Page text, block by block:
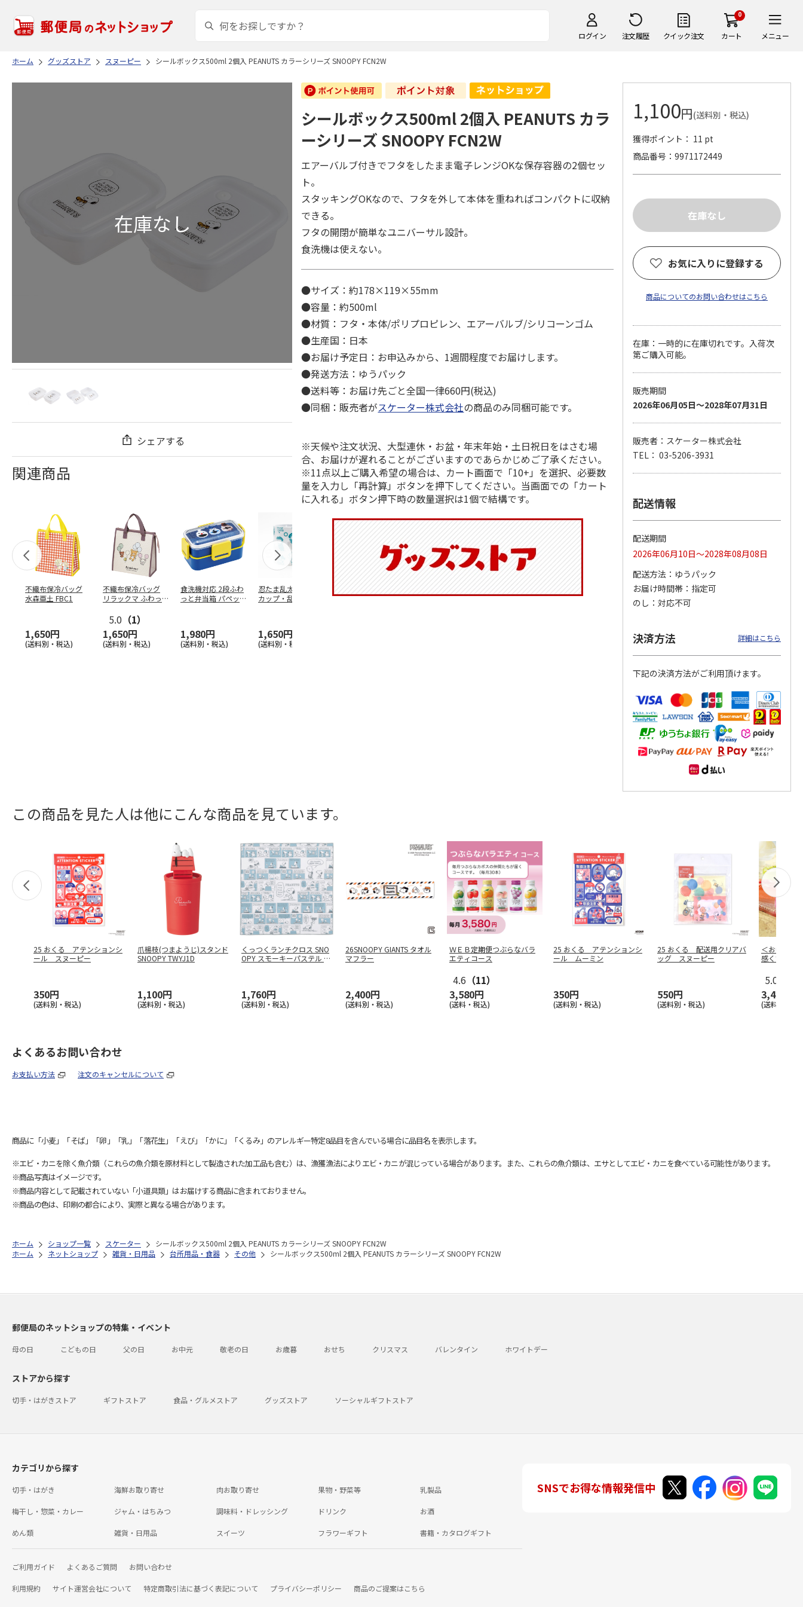
ログイン 注文履歴 クイック注文
0
カート メニュー
ホーム グッズストア スヌーピー シールボックス500ml 2個入 PEANUTS カラーシリーズ SNOOPY FCN2W
シェアする
関連商品
不織布保冷バッグ
水森亜土 FBC1
1,650円
(送料別・税込)
不織布保冷バッグ
リラックマ ふわっ
5.0 （1）
1,650円
(送料別・税込)
食洗機対応 2段ふわ
っと弁当箱 パペッ
1,980円
(送料別・税込)
忍たま乱太郎 マグ
カップ・乱太郎・き
1,650円
(送料別・税込)
抗菌食洗機対応 ふ
わっと弁当箱 530ml
陶器ダイカットマグ
カップ ポムポムプ
マスコット入りドリ
ンクボトル ハロー
ふわっとフタタイト
ランチボックス角型
コーデュロイ生地ラ
ンチバッグ ハロー
キティ KCOB2
2,200円
(送料別・税込)
4,510円
(送料別・税込)
シールボックス500ml 2個入 PEANUTS カラ
ーシリーズ SNOOPY FCN2W
エアーバルブ付きでフタをしたまま電子レンジOKな保存容器の2個セッ
ト。
スタッキングOKなので、フタを外して本体を重ねればコンパクトに収納
できる。
フタの開閉が簡単なユニバーサル設計。
食洗機は使えない。
●サイズ：約178×119×55mm
●容量：約500ml
●材質：フタ・本体/ポリプロピレン、エアーバルブ/シリコーンゴム
●生産国：日本
●お届け予定日：お申込みから、1週間程度でお届けします。
●発送方法：ゆうパック
●送料等：お届け先ごと全国一律660円(税込)
●同梱：販売者がスケーター株式会社の商品のみ同梱可能です。
※天候や注文状況、大型連休・お盆・年末年始・土日祝日をはさむ場
合、お届けが遅れることがございますのであらかじめご了承ください。
※11点以上ご購入希望の場合は、カート画面で「10+」を選択、必要数
量を入力し「再計算」ボタンを押下してください。当画面での「カート
に入れる」ボタン押下時の数量選択は1個で結構です。
1,100円(送料別・税込)
獲得ポイント： 11 pt
商品番号
9971172449
お気に入りに登録する
商品についてのお問い合わせはこちら
在庫：一時的に在庫切れです。入荷次
第ご購入可能。
販売期間
2026年06月05日～2028年07月31日
販売者：スケーター株式会社
TEL： 03-5206-3931
配送情報
配送期間
2026年06月10日～2028年08月08日
配送方法
ゆうパック
お届け時間帯
指定可
のし
対応不可
決済方法 詳細はこちら
下記の決済方法がご利用頂けます。
この商品を見た人は他にこんな商品を見ています。
25 おくる アテンションシ
ール スヌーピー
350円
(送料別・税込)
爪楊枝(つまようじ)スタンド
SNOOPY TWYJ1D
1,100円
(送料別・税込)
くっつくランチクロス SNO
OPY スモーキーパステル ブ
1,760円
(送料別・税込)
26SNOOPY GIANTS タオル
マフラー
2,400円
(送料別・税込)
ＷＥＢ定期便つぶらなバラ
エティコース
4.6 （11）
3,580円
(送料・税込)
25 おくる アテンションシ
ール ムーミン
350円
(送料別・税込)
25 おくる 配送用クリアバ
ッグ スヌーピー
550円
(送料別・税込)
＜お中元＞
感くずバー
5.0
3,400円
(送料・税込)
よくあるお問い合わせ
お支払い方法 注文のキャンセルについて
商品に「小麦」「そば」「卵」「乳」「落花生」「えび」「かに」「くるみ」のアレルギー特定8品目を含んでいる場合に品目名を表示します。
※エビ・カニを除く魚介類（これらの魚介類を原材料として製造された加工品も含む）は、漁獲漁法によりエビ・カニが混じっている場合があります。また、これらの魚介類は、エサとしてエビ・カニを食べている可能性があります。
※商品写真はイメージです。
※商品内容として記載されていない「小道具類」はお届けする商品に含まれておりません。
※商品の色は、印刷の都合により、実際と異なる場合があります。
ホーム ショップ一覧 スケーター
シールボックス500ml 2個入 PEANUTS カラーシリーズ SNOOPY FCN2W
ホーム
ネットショップ 雑貨・日用品 台所用品・食器 その他 シールボックス500ml 2個入 PEANUTS カラーシリーズ SNOOPY FCN2W
郵便局のネットショップの特集・イベント
母の日 こどもの日 父の日 お中元 敬老の日 お歳暮 おせち クリスマス バレンタイン ホワイトデー
ストアから探す
切手・はがきストア ギフトストア 食品・グルメストア グッズストア ソーシャルギフトストア
カテゴリから探す
切手・はがき 海鮮お取り寄せ 肉お取り寄せ 果物・野菜等 乳製品
梅干し・惣菜・カレー ジャム・はちみつ 調味料・ドレッシング ドリンク お酒
めん類 雑貨・日用品 スイーツ フラワーギフト 書籍・カタログギフト
ご利用ガイド よくあるご質問 お問い合わせ
利用規約 サイト運営会社について 特定商取引法に基づく表記について プライバシーポリシー 商品のご提案はこちら
SNSでお得な情報発信中